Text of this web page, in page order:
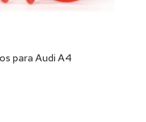
para Audi A4